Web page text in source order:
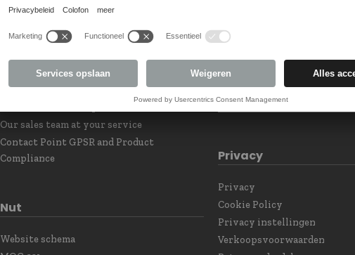
Contact
Contact Form
Our sales team at your service
Contact Point GPSR and Product
Compliance
Nut
Website schema
Land keuzel
Land veranderen
Privacy
Privacy
Cookie Policy
Privacy instellingen
Verkoopsvoorwaarden